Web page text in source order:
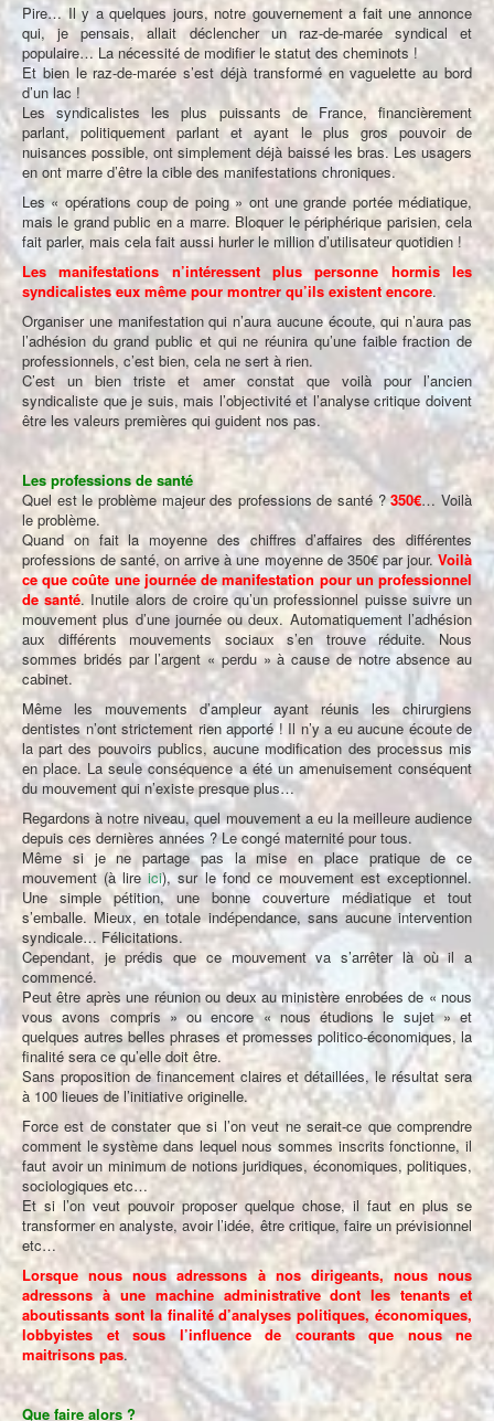
Pire… Il y a quelques jours, notre gouvernement a fait une annonce
qui, je pensais, allait déclencher un raz-de-marée syndical et
populaire… La nécessité de modifier le statut des cheminots !
Et bien le raz-de-marée s’est déjà transformé en vaguelette au bord
d’un lac !
Les syndicalistes les plus puissants de France, financièrement
parlant, politiquement parlant et ayant le plus gros pouvoir de
nuisances possible, ont simplement déjà baissé les bras. Les usagers
en ont marre d’être la cible des manifestations chroniques.
Les « opérations coup de poing » ont une grande portée médiatique,
mais le grand public en a marre. Bloquer le périphérique parisien, cela
fait parler, mais cela fait aussi hurler le million d’utilisateur quotidien !
Les manifestations n’intéressent plus personne hormis les
syndicalistes eux même pour montrer qu’ils existent encore.
Organiser une manifestation qui n’aura aucune écoute, qui n’aura pas
l’adhésion du grand public et qui ne réunira qu’une faible fraction de
professionnels, c’est bien, cela ne sert à rien.
C’est un bien triste et amer constat que voilà pour l’ancien
syndicaliste que je suis, mais l’objectivité et l’analyse critique doivent
être les valeurs premières qui guident nos pas.
Les professions de santé
Quel est le problème majeur des professions de santé ?350€… Voilà
le problème.
Quand on fait la moyenne des chiffres d’affaires des différentes
professions de santé, on arrive à une moyenne de 350€ par jour. Voilà
ce que coûte une journée de manifestation pour un professionnel
de santé. Inutile alors de croire qu’un professionnel puisse suivre un
mouvement plus d’une journée ou deux. Automatiquement l’adhésion
aux différents mouvements sociaux s’en trouve réduite. Nous
sommes bridés par l’argent « perdu » à cause de notre absence au
cabinet.
Même les mouvements d’ampleur ayant réunis les chirurgiens
dentistes n’ont strictement rien apporté ! Il n’y a eu aucune écoute de
la part des pouvoirs publics, aucune modification des processus mis
en place. La seule conséquence a été un amenuisement conséquent
du mouvement qui n’existe presque plus…
Regardons à notre niveau, quel mouvement a eu la meilleure audience
depuis ces dernières années ? Le congé maternité pour tous.
Même si je ne partage pas la mise en place pratique de ce
mouvement (à lireici), sur le fond ce mouvement est exceptionnel.
Une simple pétition, une bonne couverture médiatique et tout
s’emballe. Mieux, en totale indépendance, sans aucune intervention
syndicale… Félicitations.
Cependant, je prédis que ce mouvement va s’arrêter là où il a
commencé.
Peut être après une réunion ou deux au ministère enrobées de « nous
vous avons compris » ou encore « nous étudions le sujet » et
quelques autres belles phrases et promesses politico-économiques, la
finalité sera ce qu’elle doit être.
Sans proposition de financement claires et détaillées, le résultat sera
à 100 lieues de l’initiative originelle.
Force est de constater que si l’on veut ne serait-ce que comprendre
comment le système dans lequel nous sommes inscrits fonctionne, il
faut avoir un minimum de notions juridiques, économiques, politiques,
sociologiques etc…
Et si l’on veut pouvoir proposer quelque chose, il faut en plus se
transformer en analyste, avoir l’idée, être critique, faire un prévisionnel
etc…
Lorsque nous nous adressons à nos dirigeants, nous nous
adressons à une machine administrative dont les tenants et
aboutissants sont la finalité d’analyses politiques, économiques,
lobbyistes et sous l’influence de courants que nous ne
maitrisons pas.
Que faire alors ?